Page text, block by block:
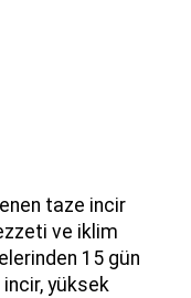
taze incir
ve iklim
15 gün
incir, yüksek